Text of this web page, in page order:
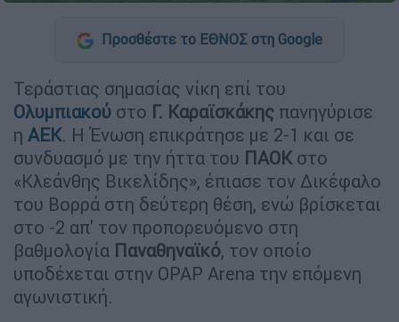
Προσθέστε το ΕΘΝΟΣ στη Google
Τεράστιας σημασίας νίκη επί του
Ολυμπιακού στο Γ. Καραϊσκάκης πανηγύρισε
η ΑΕΚ. Η Ένωση επικράτησε με 2-1 και σε
συνδυασμό με την ήττα του ΠΑΟΚστο
«Κλεάνθης Βικελίδης», έπιασε τον Δικέφαλο
του Βορρά στη δεύτερη θέση, ενώ βρίσκεται
στο -2 απ' τον προπορευόμενο στη
βαθμολογία Παναθηναϊκό, τον οποίο
υποδέχεται στην OPAP Arena την επόμενη
αγωνιστική.